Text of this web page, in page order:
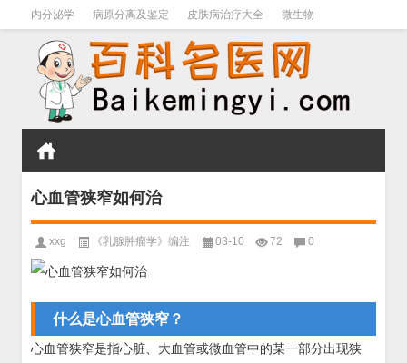
内分泌学 病原分离及鉴定 皮肤病治疗大全 微生物
皮肤病学 男科学 血液病学 心血管 口腔医学
心血管狭窄如何治
xxg 《乳腺肿瘤学》编注 03-10 72 0
什么是心血管狭窄？
心血管狭窄是指心脏、大血管或微血管中的某一部分出现狭